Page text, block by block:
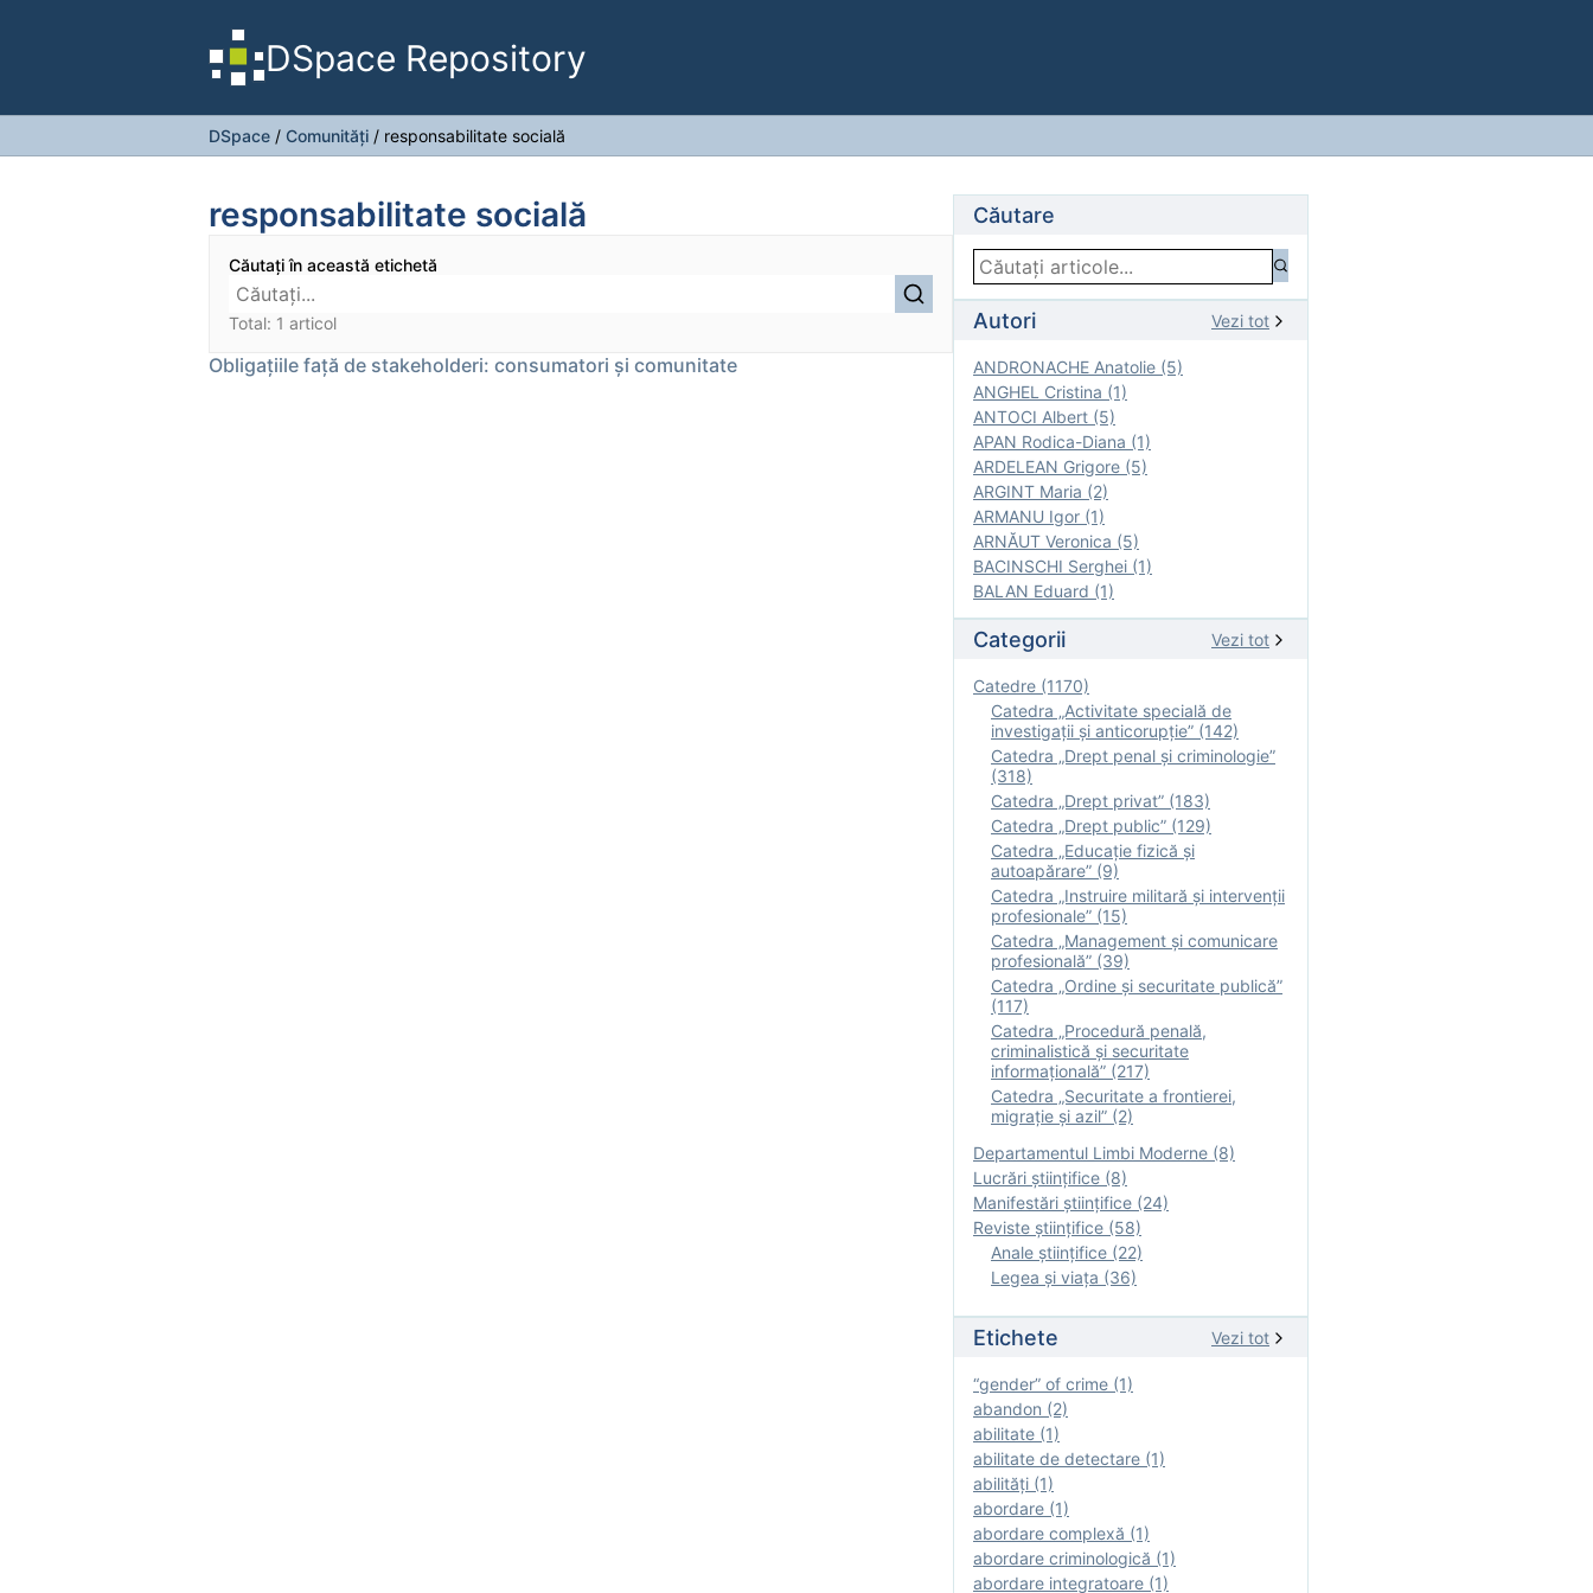
DSpace Repository
DSpace / Comunități / responsabilitate socială
responsabilitate socială
Căutați în această etichetă
Total: 1 articol
Obligațiile față de stakeholderi: consumatori și comunitate
Căutare
Autori Vezi tot
ANDRONACHE Anatolie (5)
ANGHEL Cristina (1)
ANTOCI Albert (5)
APAN Rodica-Diana (1)
ARDELEAN Grigore (5)
ARGINT Maria (2)
ARMANU Igor (1)
ARNĂUT Veronica (5)
BACINSCHI Serghei (1)
BALAN Eduard (1)
Categorii Vezi tot
Catedre (1170)
Catedra „Activitate specială de
investigaţii şi anticorupție” (142)
Catedra „Drept penal și criminologie”
(318)
Catedra „Drept privat” (183)
Catedra „Drept public” (129)
Catedra „Educație fizică şi
autoapărare” (9)
Catedra „Instruire militară şi intervenţii
profesionale” (15)
Catedra „Management și comunicare
profesională” (39)
Catedra „Ordine și securitate publică”
(117)
Catedra „Procedură penală,
criminalistică și securitate
informațională” (217)
Catedra „Securitate a frontierei,
migrație și azil” (2)
Departamentul Limbi Moderne (8)
Lucrări științifice (8)
Manifestări ştiinţifice (24)
Reviste ştiinţifice (58)
Anale ştiinţifice (22)
Legea şi viaţa (36)
Etichete Vezi tot
“gender” of crime (1)
abandon (2)
abilitate (1)
abilitate de detectare (1)
abilităţi (1)
abordare (1)
abordare complexă (1)
abordare criminologică (1)
abordare integratoare (1)